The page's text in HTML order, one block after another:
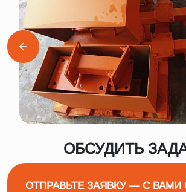
ОБСУДИТЬ
ОТПРАВЬТЕ ЗАЯВКУ — С